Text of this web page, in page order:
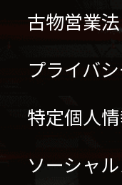
古物営業
プライバ
特定個人
ソーシャ